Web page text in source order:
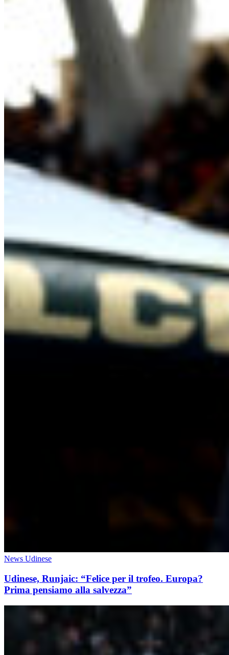
News Udinese
Udinese, Runjaic: “Felice per il trofeo. Europa?
Prima pensiamo alla salvezza”